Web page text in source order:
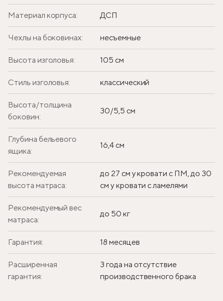
Материал корпуса: ДСП
Чехлы на боковинах: несъемные
Высота изголовья: 105 см
Стиль изголовья: классический
Высота/толщина
боковин:
30/5,5 см
Глубина бельевого
ящика:
16,4 см
Рекомендуемая
высота матраса:
до 27 см у кровати с ПМ, до 30
см у кровати с ламелями
Рекомендуемый вес
матраса:
до 50 кг
Гарантия: 18 месяцев
Расширенная
гарантия:
3 года на отсутствие
производственного брака